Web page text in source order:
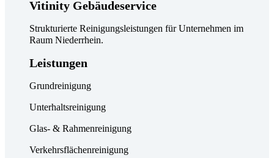
Vitinity Gebäudeservice
Strukturierte Reinigungsleistungen für Unternehmen im
Raum Niederrhein.
Leistungen
Grundreinigung
Unterhaltsreinigung
Glas- & Rahmenreinigung
Verkehrsflächenreinigung